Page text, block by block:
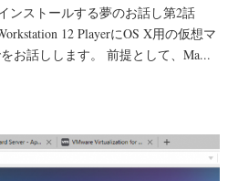
ンストールする夢のお話し第2話
12 PlayerにOS X用の仮想マ
お話しします。 前提として、Ma...